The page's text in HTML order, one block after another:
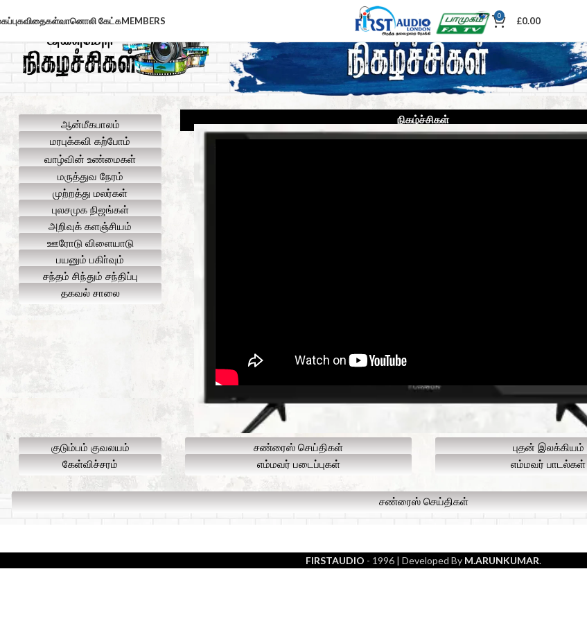
கவிதைகள்வானொலி கேட்கMEMBERS 0 £0.00
ஆன்மீகபாலம்
மரபுக்கவி கற்போம்
வாழ்வின் உண்மைகள்
மருத்துவ நேரம்
முற்றத்து மலர்கள்
புலசமுக நிஜங்கள்
அறிவுக் களஞ்சியம்
ஊரோடு விளையாடு
பயனும் பகிா்வும்
சந்தம் சிந்தும் சந்திப்பு
தகவல் சாலை
நிகழ்ச்சிகள்
குடும்பம் குவலயம்
கேள்விச்சரம்
சண்ரைஸ் செய்திகள்
எம்மவர் படைப்புகள்
புதன் இலக்கியம்
எம்மவர் பாடல்கள்
சண்ரைஸ் செய்திகள்
FIRSTAUDIO - 1996 | Developed By M.ARUNKUMAR.